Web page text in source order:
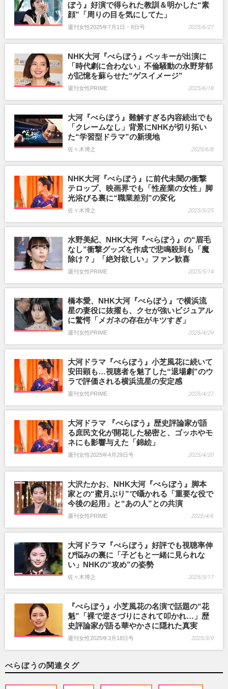
ぼう』好演で得られた教訓＆明かした“素
顔”「周りの目を気にしてた」
週刊女性2025年7月1日・8日号 2025/6/27
NHK大河『べらぼう』ベッキーが出演に
「時代劇に合わない」不倫騒動の永野芽郁
が記憶を蘇らせた“ゲスイメージ”
週刊女性PRIME 2025/6/18
大河『べらぼう』難解すぎる内容続出でも
「クレームなし」背景にNHKが切り拓い
た“学習型ドラマ”の新境地
佐々木博之 2025/6/8
NHK大河『べらぼう』に前代未聞の衝撃
テロップ、映画界でも「性産業の女性」脚
光浴びる裏に“職業差別”の変化
佐々木博之 2025/5/25
水野美紀、NHK大河『べらぼう』の“眉毛
なし”衝撃グッズを作成で悲鳴殺到も「魔
除け？」「絶対欲しい」ファン歓喜
週刊女性PRIME 2025/5/14
橋本愛、NHK大河『べらぼう』で横浜流
星の妻役に抜擢も、クセが強いビジュアル
に驚愕「メガネの存在がキツすぎ」
週刊女性PRIME 2025/4/29
大河ドラマ『べらぼう』小芝風花に続いて
安田顕も…視聴者を魅了した“退場劇”のウ
ラで評価される横浜流星の安定感
週刊女性PRIME 2025/4/27
大河ドラマ 『べらぼう』歴史評論家が語
る庶民文化が開花した秘密と、ゴッホやモ
ネにも影響与えた「錦絵」
週刊女性2025年4月29日号 2025/4/20
大沢たかお、NHK大河『べらぼう』脚本
家との“蜜月ぶり”で囁かれる「重要な役で
今後の起用」と“あの人”との共演
週刊女性PRIME 2025/4/6
大河ドラマ『べらぼう』好評でも視聴率伸
び悩みの裏に「子どもと一緒に見られな
い」NHKの“攻め”の姿勢
佐々木博之 2025/3/17
『べらぼう』小芝風花の名演で話題の“花
魁”「裸で逆さづりにされて叩かれ…」歴
史評論家が語る華やかさに隠れた真実
週刊女性2025年3月18日号 2025/3/9
べらぼうの関連タグ